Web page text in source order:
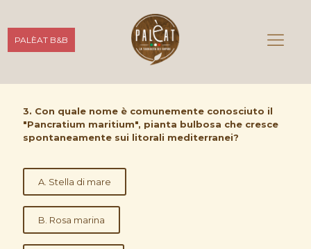
PALÈAT B&B
3. Con quale nome è comunemente conosciuto il
"Pancratium maritium", pianta bulbosa che cresce
spontaneamente sui litorali mediterranei?
A. Stella di mare
B. Rosa marina